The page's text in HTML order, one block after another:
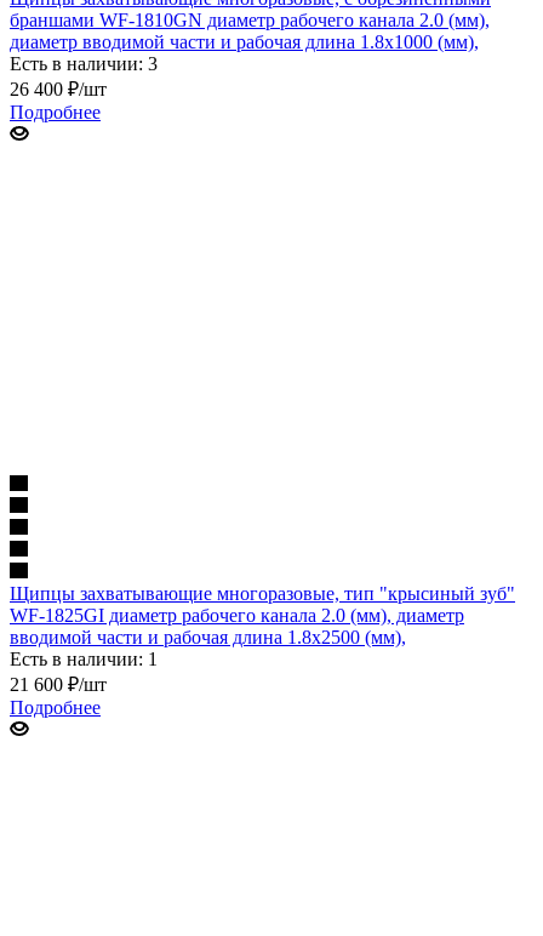
браншами WF-1810GN диаметр рабочего канала 2.0 (мм),
диаметр вводимой части и рабочая длина 1.8х1000 (мм),
Есть в наличии: 3
26 400 ₽/шт
Подробнее
Щипцы захватывающие многоразовые, тип "крысиный зуб"
WF-1825GI диаметр рабочего канала 2.0 (мм), диаметр
вводимой части и рабочая длина 1.8х2500 (мм),
Есть в наличии: 1
21 600 ₽/шт
Подробнее